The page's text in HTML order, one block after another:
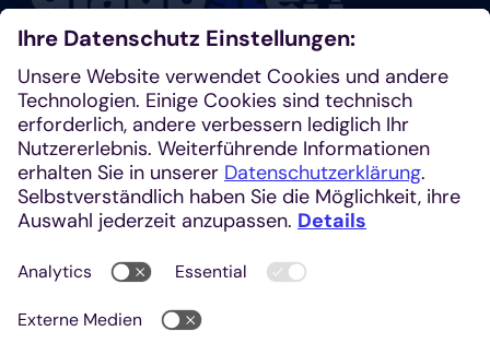
Glaubste nicht? Dann schau mal rein!
Klosterplatz 7, 52062 Aachen
+49 241 1685-242 (Redaktion)
kirchenzeitung@einhardverlag.de